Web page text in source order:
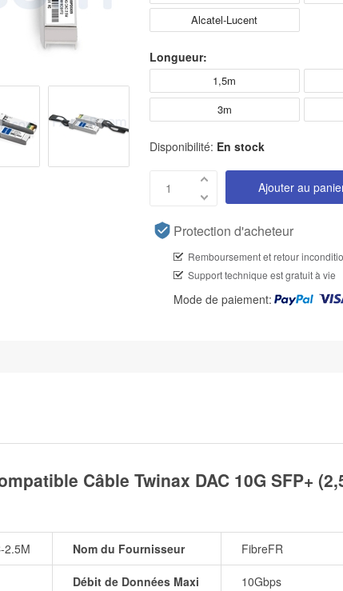
Alcatel-Lucent
Longueur:
1,5m
3m
Disponibilité: En stock
Ajouter au
Protection d'acheteur
Remboursement et retour
Support technique est gratuit à vie
Mode de paiement:
Câble Twinax DAC 10G SFP+
2.5M Nom du Fournisseur FibreFR
Débit de Données Maxi 10Gbps